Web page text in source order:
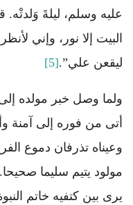
عليه وسلم، ليلةَ
البيت إلا نور، وإني
ليقعن علي”.[5]
ولما وصل خبر مولده
أتى من فوره إلى آمنة
وعيناه تذرفان دموع
مولود يتيم سليما
يرى بين كتفيه خاتم